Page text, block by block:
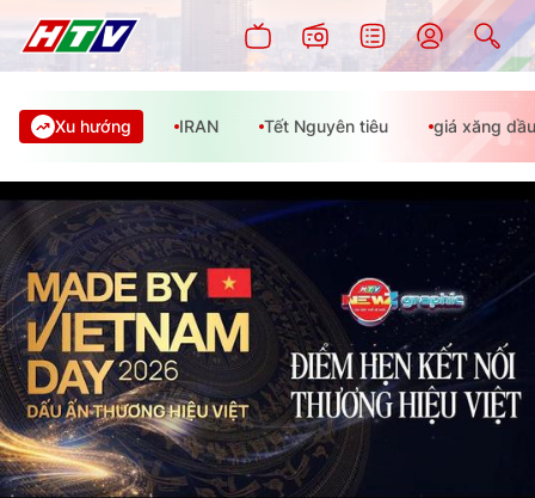
Xu hướng IRAN Tết Nguyên tiêu giá xăng dầu